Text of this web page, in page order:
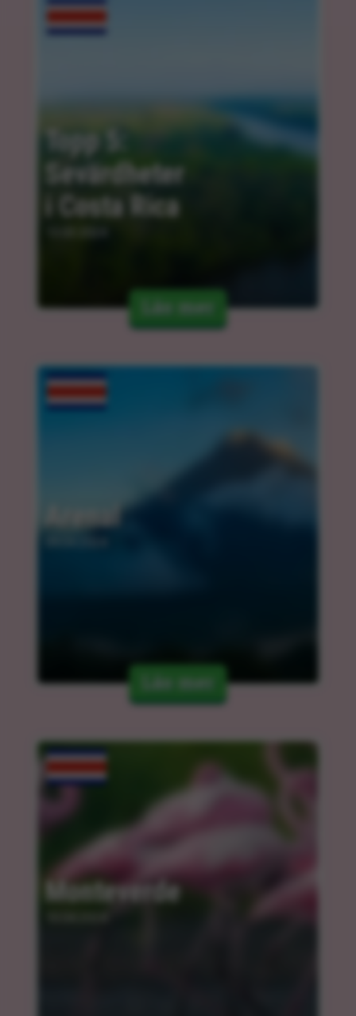
Topp 5:
Sevärdheter
i Costa Rica
Läs mer
Arenal
Läs mer
Monteverde